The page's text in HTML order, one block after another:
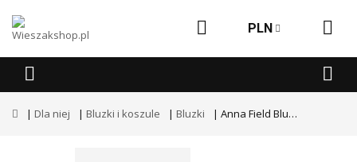
PLN
Dla niej Bluzki i koszule Bluzki Anna Field Bluzka